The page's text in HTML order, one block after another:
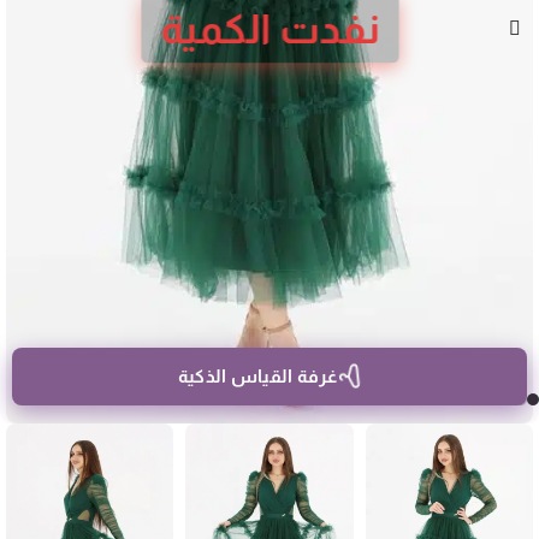
نفدت الكمية
غرفة القياس الذكية